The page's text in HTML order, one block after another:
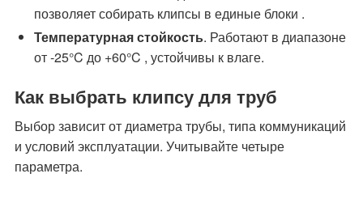
позволяет собирать клипсы в единые блоки .
Температурная стойкость. Работают в диапазоне
от -25°C до +60°C , устойчивы к влаге.
Как выбрать клипсу для труб
Выбор зависит от диаметра трубы, типа коммуникаций
и условий эксплуатации. Учитывайте четыре
параметра.